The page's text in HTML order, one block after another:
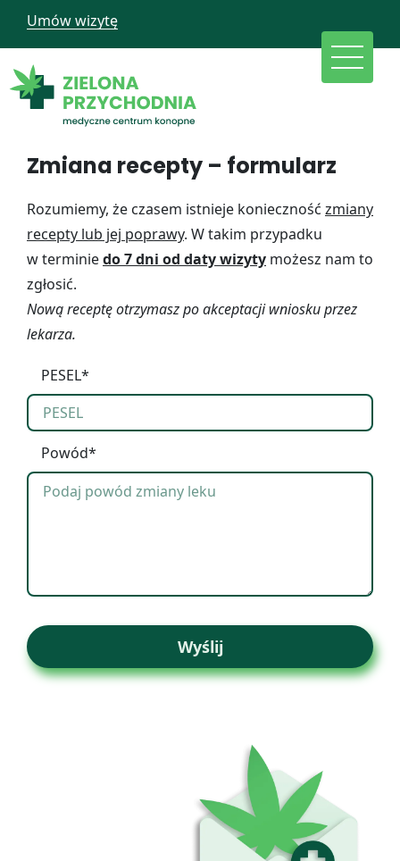
Umów wizytę
Zmiana recepty – formularz
Rozumiemy, że czasem istnieje konieczność zmiany
recepty lub jej poprawy. W takim przypadku
w terminiedo 7 dni od daty wizyty możesz nam to
zgłosić.
Nową receptę otrzymasz po akceptacji wniosku przez
lekarza.
PESEL*
Powód*
Wyślij